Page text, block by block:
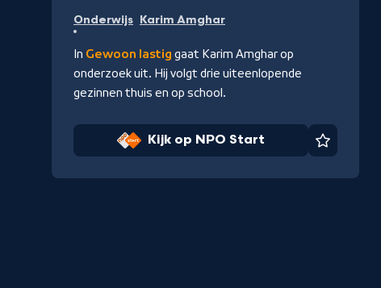
op
NPO
Start
Onderwijs Karim Amghar
In Gewoon lastig gaat Karim Amghar op
onderzoek uit. Hij volgt drie uiteenlopende
gezinnen thuis en op school.
Kijk op NPO Start Favoriet